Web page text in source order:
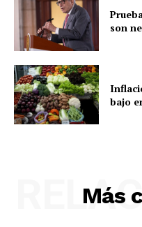
son
bajo
Más